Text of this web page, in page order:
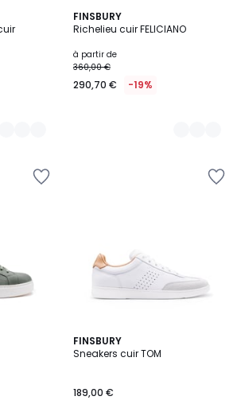
FINSBURY
Richelieu cuir FELICIANO
à partir de
360,00 €
290,70 € -19%
2
Couleurs
FINSBURY
Sneakers cuir TOM
189,00 €
3
Couleurs